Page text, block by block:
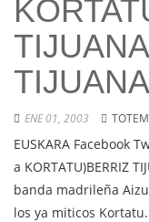
ENE 01, 2003 TOTEM
EUSKARA Facebook
a KORTATU)BERRIZ
banda madrileña
los ya miticos